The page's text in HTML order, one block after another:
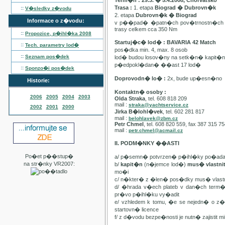
:: V�sledky z�vodu
Informace o z�vodu:
:: Propozice, p�ihl�ka 2008
:: Tech. parametry lod�
:: Seznam pos�dek
:: Sponzo�i pos�dek
Historie:
2006 2005 2004
2003
2002
2001 2000
Po�et p��stup�
na str�nky VR2007:
Trasa : 1. etapa Biograd � Dubrovn�k
2. etapa Dubrovn�k � Biograd
v p��pad� �patn�ch pov�trnostn�ch
trasy celkem cca 350 Nm
Startuj�c� lod� : BAVARIA 42 Match
pos�dka min. 4, max. 8 osob
lod� budou losov�ny na setk�n�
p�edpokl�dan� ��ast 17 lod�
Doprovodn� lo� : 2x, bude up�esn�no
Kontaktn� osoby :
Olda Straka , tel. 608 818 209
mail : straka@yachtservice.cz
Jirka B�lohl�vek , tel. 602 281 817
mail : belohlavek@zbm.cz
Petr Chmel , tel. 608 820 559, fax 387 315
mail : petr.chmel@acmail.cz
II. PODM�NKY ��ASTI
a/ p�semn� potvrzen� p�ihl�ky
b/kapit�n(n�jemce lod�) mus�
mo�i
c/ n�kter� z �len� pos�dky mus�
d/ �hrada v�ech plateb v dan�ch
pr�vo p�ihl�ku vy�adit
e/ vzhledem k tomu, �e se nejedn� o
startovn� licence
f/ z d�vodu bezpe�nosti je nutn� zajistit